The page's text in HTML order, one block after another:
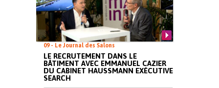
09 - Le Journal des Salons
LE RECRUTEMENT DANS LE
BÂTIMENT AVEC EMMANUEL CAZIER
DU CABINET HAUSSMANN EXÉCUTIVE
SEARCH